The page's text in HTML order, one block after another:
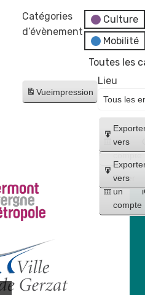
Catégories
d’évènement
Culture
Mobilité
Toutes les
Vueimpression
Créer
un
compte
Créer
un
compte
vers
vers
Lieu